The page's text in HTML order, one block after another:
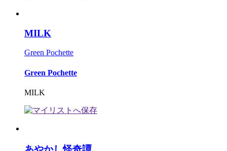
MILK
Green Pochette
Green Pochette
MILK